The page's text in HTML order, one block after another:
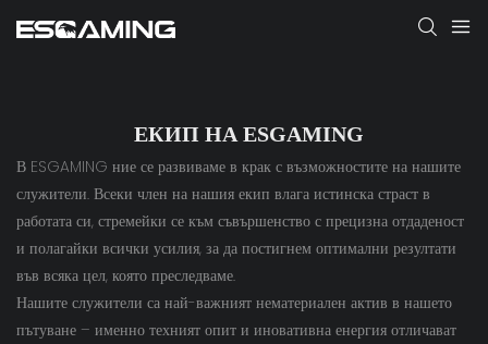
ЕКИП НА ESGAMING
В ESGAMING ние се развиваме в крак с възможностите на нашите
служители. Всеки член на нашия екип влага истинска страст в
работата си, стремейки се към съвършенство с прецизна отдаденост
и полагайки всички усилия, за да постигнем оптимални резултати
във всяка цел, която преследваме.
Нашите служители са най-важният нематериален актив в нашето
пътуване – именно техният опит и иновативна енергия отличават